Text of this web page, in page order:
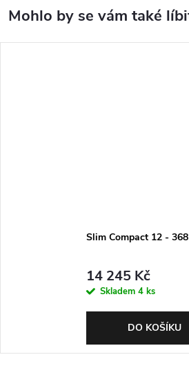
Slim Compact 12 - 368
14 245 Kč
Skladem 4 ks
DO KOŠÍKU